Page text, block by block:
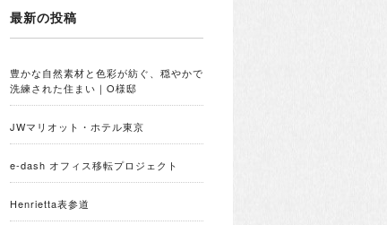
最新の投稿
豊かな自然素材と色彩が紡ぐ、穏やかで
洗練された住まい｜O様邸
JWマリオット・ホテル東京
e-dash オフィス移転プロジェクト
Henrietta表参道